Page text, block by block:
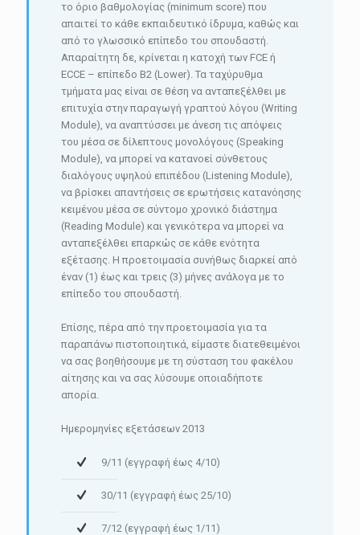
το όριο βαθμολογίας (minimum score) που
απαιτεί το κάθε εκπαιδευτικό ίδρυμα, καθώς και
από το γλωσσικό επίπεδο του σπουδαστή.
Απαραίτητη δε, κρίνεται η κατοχή των FCE ή
ECCE – επίπεδο B2 (Lower). Τα ταχύρυθμα
τμήματα μας είναι σε θέση να ανταπεξέλθει με
επιτυχία στην παραγωγή γραπτού λόγου (Writing
Module), να αναπτύσσει με άνεση τις απόψεις
του μέσα σε δίλεπτους μονολόγους (Speaking
Module), να μπορεί να κατανοεί σύνθετους
διαλόγους υψηλού επιπέδου (Listening Module),
να βρίσκει απαντήσεις σε ερωτήσεις κατανόησης
κειμένου μέσα σε σύντομο χρονικό διάστημα
(Reading Module) και γενικότερα να μπορεί να
ανταπεξέλθει επαρκώς σε κάθε ενότητα
εξέτασης. Η προετοιμασία συνήθως διαρκεί από
έναν (1) έως και τρεις (3) μήνες ανάλογα με το
επίπεδο του σπουδαστή.
Επίσης, πέρα από την προετοιμασία για τα
παραπάνω πιστοποιητικά, είμαστε διατεθειμένοι
να σας βοηθήσουμε με τη σύσταση του φακέλου
αίτησης και να σας λύσουμε οποιαδήποτε
απορία.
Ημερομηνίες εξετάσεων 2013
9/11 (εγγραφή έως 4/10)
30/11 (εγγραφή έως 25/10)
7/12 (εγγραφή έως 1/11)